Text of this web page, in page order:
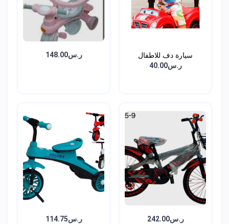
سيارة دف للاطفال
ر.س40.00
ر.س148.00
ر.س242.00 ر.س114.75